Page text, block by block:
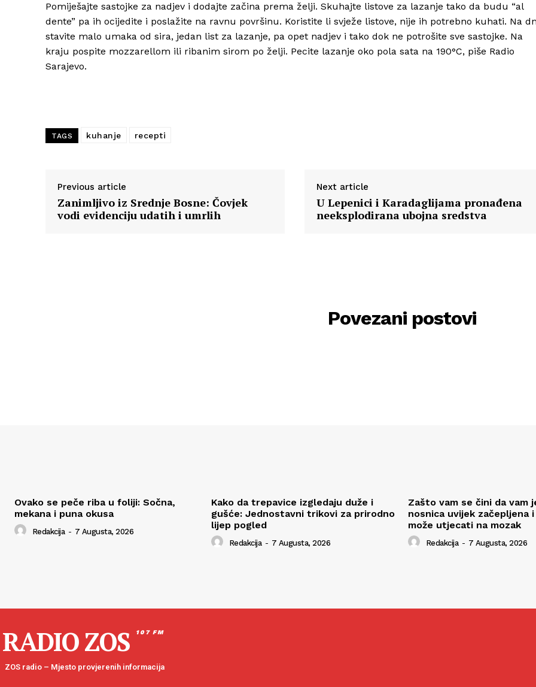
Pomiješajte sastojke za nadjev i dodajte začina prema želji. Skuhajte listove za lazanje tako da budu “al
dente” pa ih ocijedite i poslažite na ravnu površinu. Koristite li svježe listove, nije ih potrebno kuhati. Na
stavite malo umaka od sira, jedan list za lazanje, pa opet nadjev i tako dok ne potrošite sve sastojke. Na
kraju pospite mozzarellom ili ribanim sirom po želji. Pecite lazanje oko pola sata na 190°C, piše Radio
Sarajevo.
TAGS kuhanje recepti
Previous article
Zanimljivo iz Srednje Bosne: Čovjek
vodi evidenciju udatih i umrlih
Next article
U Lepenici i Karadaglijama pronađena
neeksplodirana ubojna sredstva
Povezani postovi
Ovako se peče riba u foliji: Sočna,
mekana i puna okusa
Redakcija - 7 Augusta, 2026
Kako da trepavice izgledaju duže i
gušće: Jednostavni trikovi za prirodno
lijep pogled
Redakcija - 7 Augusta, 2026
Zašto vam se čini da vam
nosnica uvijek začepljena
može utjecati na mozak
Redakcija - 7 Augusta, 2026
RADIO ZOS 107 FM
ZOS radio – Mjesto provjerenih informacija